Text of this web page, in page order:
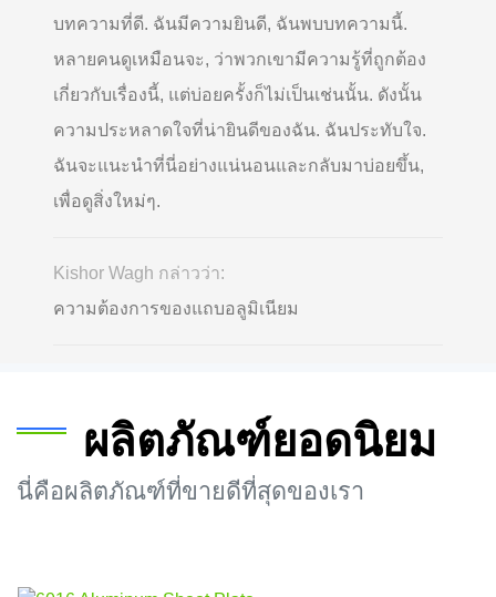
บทความที่ดี. ฉันมีความยินดี, ฉันพบบทความนี้.
หลายคนดูเหมือนจะ, ว่าพวกเขามีความรู้ที่ถูกต้อง
เกี่ยวกับเรื่องนี้, แต่บ่อยครั้งก็ไม่เป็นเช่นนั้น. ดังนั้น
ความประหลาดใจที่น่ายินดีของฉัน. ฉันประทับใจ.
ฉันจะแนะนำที่นี่อย่างแน่นอนและกลับมาบ่อยขึ้น,
เพื่อดูสิ่งใหม่ๆ.
Kishor Wagh กล่าวว่า:
ความต้องการของแถบอลูมิเนียม
ผลิตภัณฑ์ยอดนิยม
นี่คือผลิตภัณฑ์ที่ขายดีที่สุดของเรา